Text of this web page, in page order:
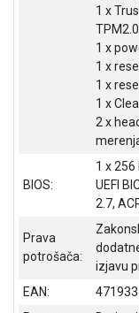
Isporuka
uslovi
poslovanja
1 x
1 x
1 x
1 x
1 x
2 x
BIOS:
1 x
UEFI
2.7,
Prava
potrošača:
izjavu
EAN: